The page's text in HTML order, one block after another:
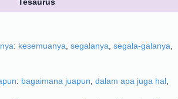
: kesemuanya segalanya segala-galanya
: bagaimana juapun dalam apa juga hal